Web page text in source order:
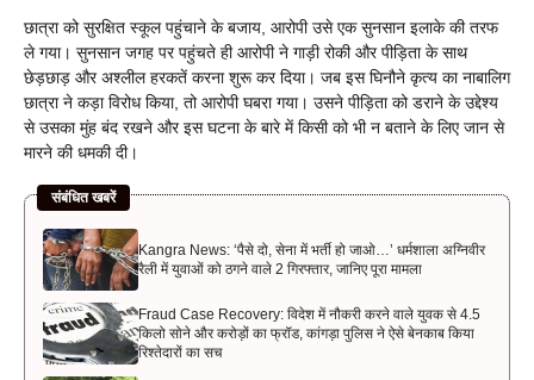
छात्रा को सुरक्षित स्कूल पहुंचाने के बजाय, आरोपी उसे एक सुनसान इलाके की तरफ
ले गया। सुनसान जगह पर पहुंचते ही आरोपी ने गाड़ी रोकी और पीड़िता के साथ
छेड़छाड़ और अश्लील हरकतें करना शुरू कर दिया। जब इस घिनौने कृत्य का नाबालिग
छात्रा ने कड़ा विरोध किया, तो आरोपी घबरा गया। उसने पीड़िता को डराने के उद्देश्य
से उसका मुंह बंद रखने और इस घटना के बारे में किसी को भी न बताने के लिए जान से
मारने की धमकी दी।
संबंधित खबरें
Kangra News: ‘पैसे दो, सेना में भर्ती हो जाओ…’ धर्मशाला अग्निवीर
रैली में युवाओं को ठगने वाले 2 गिरफ्तार, जानिए पूरा मामला
Fraud Case Recovery: विदेश में नौकरी करने वाले युवक से 4.5
किलो सोने और करोड़ों का फ्रॉड, कांगड़ा पुलिस ने ऐसे बेनकाब किया
रिश्तेदारों का सच